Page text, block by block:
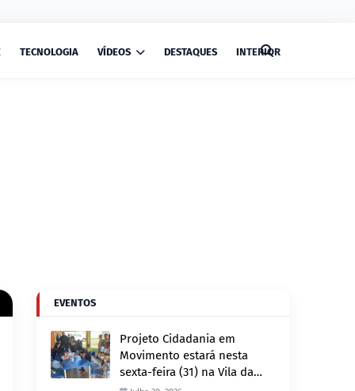
TECNOLOGIA VÍDEOS DESTAQUES INTERIOR
EVENTOS
Projeto Cidadania em
Movimento estará nesta
sexta-feira (31) na Vila da